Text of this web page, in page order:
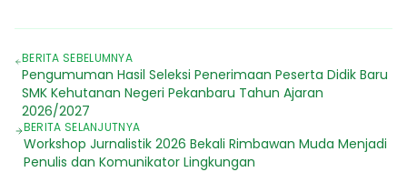
BERITA SEBELUMNYA
Pengumuman Hasil Seleksi Penerimaan Peserta Didik Baru
SMK Kehutanan Negeri Pekanbaru Tahun Ajaran
2026/2027
BERITA SELANJUTNYA
Workshop Jurnalistik 2026 Bekali Rimbawan Muda Menjadi
Penulis dan Komunikator Lingkungan